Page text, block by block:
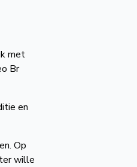
met
Br
en
Op
wille